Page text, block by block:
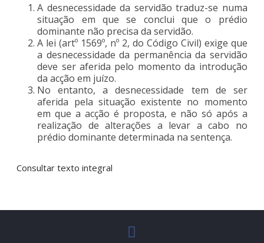
A desnecessidade da servidão traduz-se numa
situação em que se conclui que o prédio
dominante não precisa da servidão.
A lei (artº 1569º, nº 2, do Código Civil) exige que
a desnecessidade da permanência da servidão
deve ser aferida pelo momento da introdução
da acção em juízo.
No entanto, a desnecessidade tem de ser
aferida pela situação existente no momento
em que a acção é proposta, e não só após a
realização de alterações a levar a cabo no
prédio dominante determinada na sentença.
Consultar texto integral